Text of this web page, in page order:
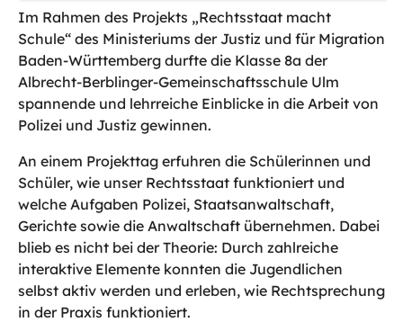
Im Rahmen des Projekts „Rechtsstaat macht
Schule“ des Ministeriums der Justiz und für Migration
Baden-Württemberg durfte die Klasse 8a der
Albrecht-Berblinger-Gemeinschaftsschule Ulm
spannende und lehrreiche Einblicke in die Arbeit von
Polizei und Justiz gewinnen.
An einem Projekttag erfuhren die Schülerinnen und
Schüler, wie unser Rechtsstaat funktioniert und
welche Aufgaben Polizei, Staatsanwaltschaft,
Gerichte sowie die Anwaltschaft übernehmen. Dabei
blieb es nicht bei der Theorie: Durch zahlreiche
interaktive Elemente konnten die Jugendlichen
selbst aktiv werden und erleben, wie Rechtsprechung
in der Praxis funktioniert.